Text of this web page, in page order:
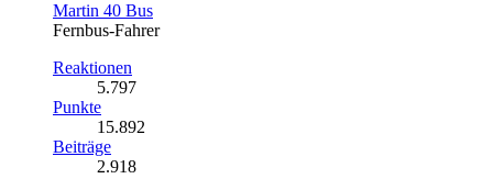
Martin 40 Bus
Fernbus-Fahrer
Reaktionen
5.797
Punkte
15.892
Beiträge
2.918